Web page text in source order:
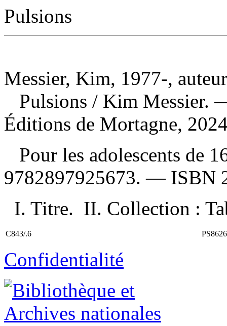
Pulsions
Messier, Kim, 1977-, auteur
Pulsions / Kim Messier.
Éditions de Mortagne,
Pour les adolescents de
9782897925673. — ISBN
I. Titre. II. Collection :
C843/.6
Confidentialité